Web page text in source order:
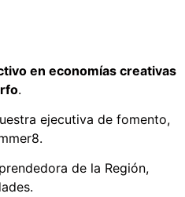
en economías creativas
.
ejecutiva de fomento,
de la Región,